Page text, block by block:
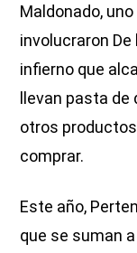
Maldonado,
involucraron De
infierno que
llevan pasta
otros
comprar.
Este año,
que se suman